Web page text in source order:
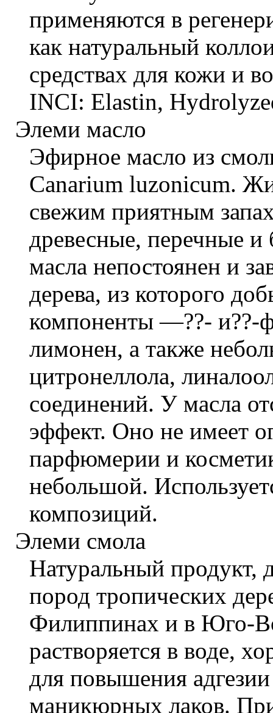
применяются в
как натуральный
средствах для кожи и
INCI: Elastin,
Элеми масло
Эфирное масло из
Canarium luzonicum.
свежим приятным
древесные, перечные и
масла непостоянен и
дерева, из которого
компоненты —??- и??-
лимонен, а также
цитронеллола,
соединений. У масла
эффект. Оно не имеет
парфюмерии и
небольшой.
композиций.
Элеми смола
Натуральный продукт,
пород тропических
Филиппинах и в Юго-
растворяется в воде,
для повышения
маникюрных лаков.